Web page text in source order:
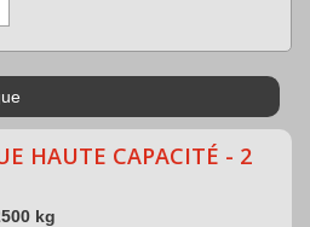
HAUTE CAPACITÉ - 2
kg